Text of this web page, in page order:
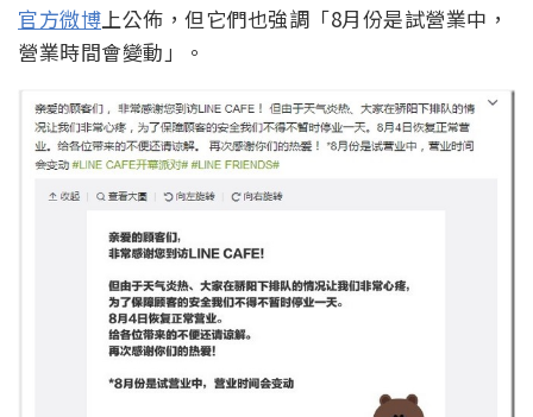
官方微博上公佈，但它們也強調「8月份是試營業中，
營業時間會變動」。